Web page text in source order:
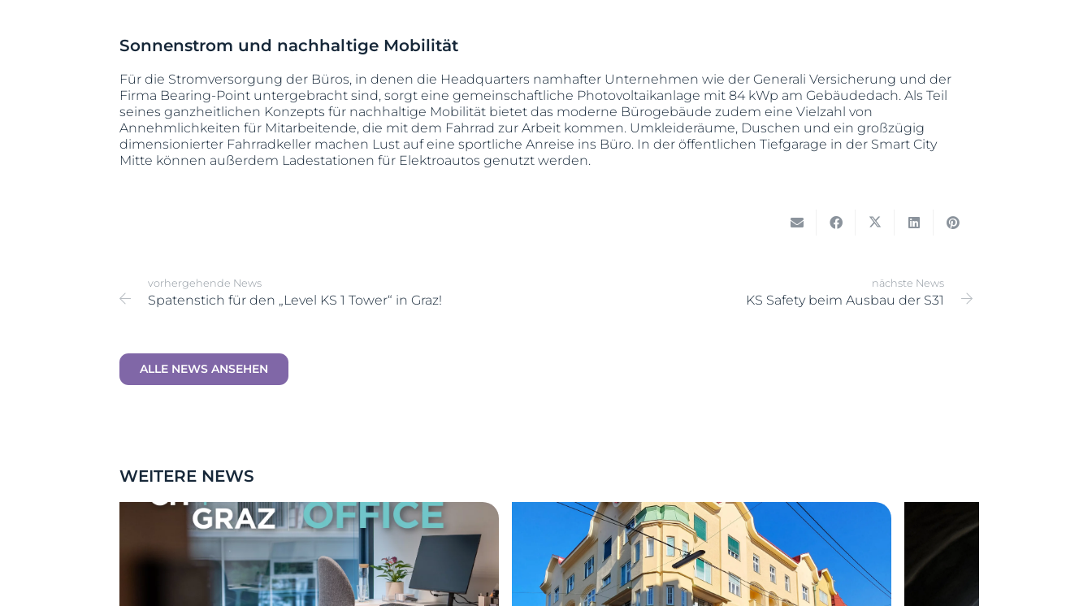
Sonnenstrom und nachhaltige Mobilität
Für die Stromversorgung der Büros, in denen die Headquarters namhafter Unternehmen wie der Generali Versicherung und der
Firma Bearing-Point untergebracht sind, sorgt eine gemeinschaftliche Photovoltaikanlage mit 84 kWp am Gebäudedach. Als Teil
seines ganzheitlichen Konzepts für nachhaltige Mobilität bietet das moderne Bürogebäude zudem eine Vielzahl von
Annehmlichkeiten für Mitarbeitende, die mit dem Fahrrad zur Arbeit kommen. Umkleideräume, Duschen und ein großzügig
dimensionierter Fahrradkeller machen Lust auf eine sportliche Anreise ins Büro. In der öffentlichen Tiefgarage in der Smart City
Mitte können außerdem Ladestationen für Elektroautos genutzt werden.
vorhergehende News
Spatenstich für den „Level KS 1 Tower“ in Graz!
nächste News
KS Safety beim Ausbau der S31
ALLE NEWS ANSEHEN
WEITERE NEWS